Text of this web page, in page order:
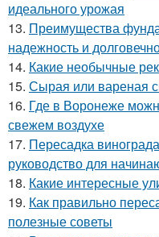
идеального урожая
13. Преимущества
надежность и
14. Какие необычные
15. Сырая или вареная
16. Где в Воронеже
свежем воздухе
17. Пересадка
руководство для
18. Какие интересные
19. Как правильно
полезные советы